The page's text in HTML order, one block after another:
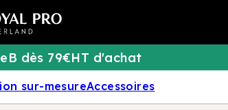
dès 79€HT d'achat
sur-mesureAccessoires